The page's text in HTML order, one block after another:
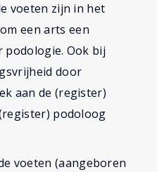
voeten zijn in het
een arts een
Ook bij
door
aan de (register)
podoloog
voeten (aangeboren